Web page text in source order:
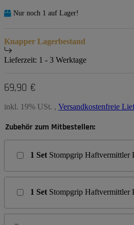
Nur noch 1 auf Lager!
Knapper Lagerbestand
Lieferzeit: 1 - 3 Werktage
69,90 €
inkl. 19% USt. , Versandkostenfreie
Zubehör zum Mitbestellen:
1 Set Stompgrip Haftvermittler
1 Set Stompgrip Haftvermittler